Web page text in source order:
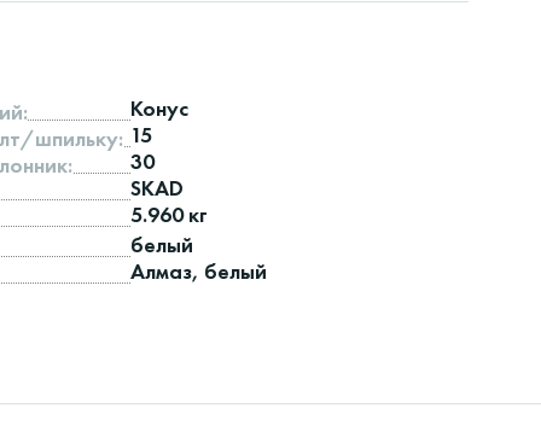
Конус
шпильку: 15
30
SKAD
5.960 кг
белый
Алмаз, белый